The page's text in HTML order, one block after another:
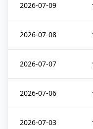
2026-07-09
2026-07-08
2026-07-07
2026-07-06
2026-07-03